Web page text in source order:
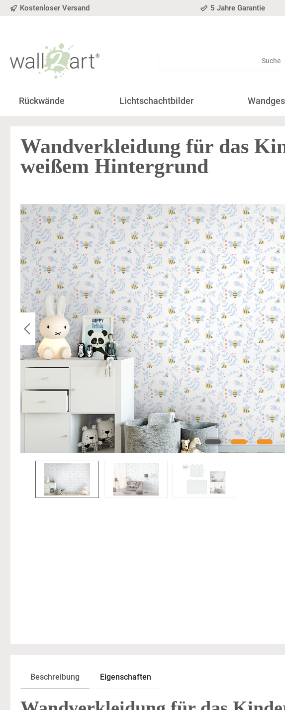
Zur Hauptnavigation springen
Kostenloser Versand 5 Jahre Garantie
Rückwände Lichtschachtbilder
Wandverkleidung für das
weißem Hintergrund
Bildergalerie überspringen
Beschreibung Eigenschaften